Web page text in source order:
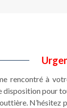
rencontré à
pour
N’hésitez